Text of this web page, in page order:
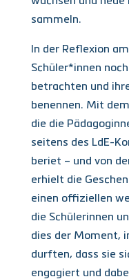
sammeln.
In der Reflexion
Schüler*innen
betrachten und
benennen. Mit
die die
seitens des LdE-
beriet – und von
erhielt die
einen offiziellen
die Schülerinnen
dies der Moment,
durften, dass sie
engagiert und